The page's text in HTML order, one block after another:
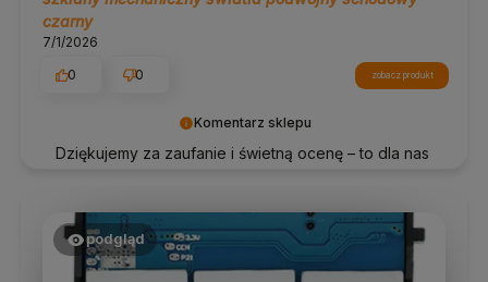
Komentarz sklepu
Dziękujemy za zaufanie i świetną ocenę – to dla nas
czarny
7/1/2026
0
0 zobacz produkt
podgląd